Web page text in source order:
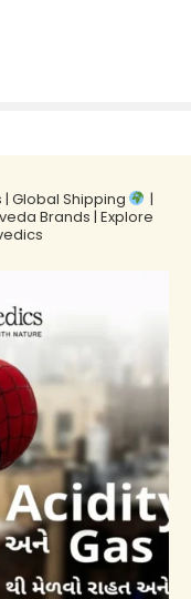
Global Shipping
|
Brands | Explore